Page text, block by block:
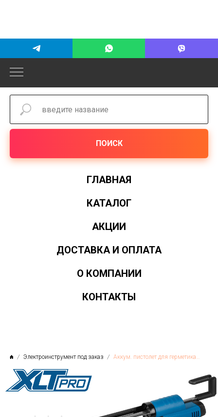
ПОИСК
ГЛАВНАЯ
КАТАЛОГ
АКЦИИ
ДОСТАВКА И ОПЛАТА
О КОМПАНИИ
КОНТАКТЫ
Электроинструмент под заказ Аккум. пистолет для герметика BULL CG 1860 SET(1х4), сумка, 300/600 мл, 2500 Н, 8,3 мм/с, рег. скор.